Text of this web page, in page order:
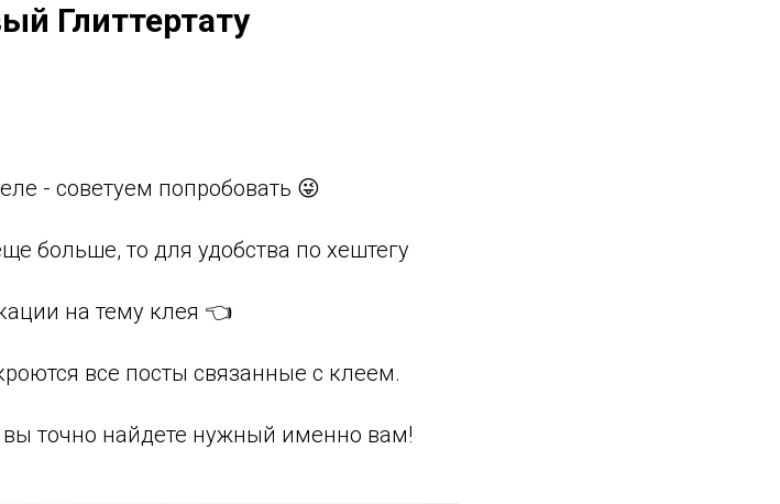
Глиттертату
- советуем попробовать 😜
больше, то для удобства по хештегу⠀
на тему клея 👈
все посты связанные с клеем.
вы точно найдете нужный именно вам!